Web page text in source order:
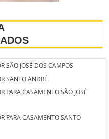
SÃO JOSÉ DOS CAMPOS
SANTO ANDRÉ
PARA CASAMENTO SÃO JOSÉ
PARA CASAMENTO SANTO